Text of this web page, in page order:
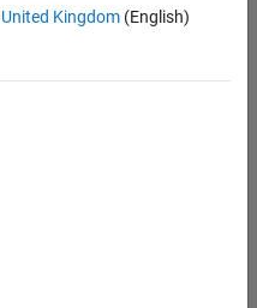
United Kingdom(English)